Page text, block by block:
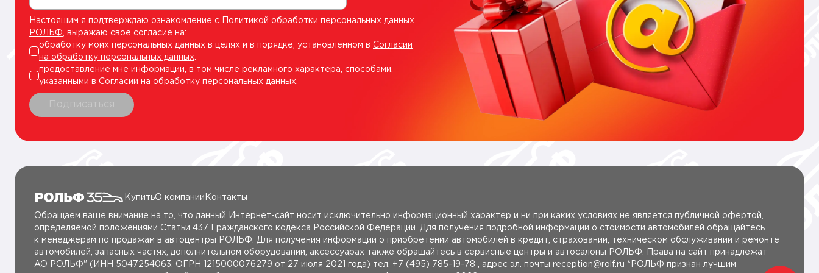
Настоящим я подтверждаю ознакомление с
Политикой обработки персональных данных
РОЛЬФ , выражаю свое согласие на:
обработку моих персональных данных в целях и в порядке, установленном в Согласии
на обработку персональных данных
предоставление мне информации, в том числе рекламного характера, способами,
указанными в Согласии на обработку персональных данных
Подписаться
КупитьО компании Контакты
Обращаем ваше внимание на то, что данный Интернет-сайт носит исключительно информационный характер и ни при каких условиях не является публичной офертой,
определяемой положениями Статьи 437 Гражданского кодекса Российской Федерации. Для получения подробной информации о стоимости автомобилей обращайтесь
к менеджерам по продажам в автоцентры РОЛЬФ. Для получения информации о приобретении автомобилей в кредит, страховании, техническом обслуживании и ремонте
автомобилей, запасных частях, дополнительном оборудовании, аксессуарах также обращайтесь в сервисные центры и автосалоны РОЛЬФ. Права на сайт принадлежат
AO РОЛЬФ" (ИНН 5047254063, ОГРН 1215000076279 от 27 июля 2021 года) тел. +7 (495) 785-19-78 , адрес эл. почты reception@rolf.ru *РОЛЬФ признан лучшим